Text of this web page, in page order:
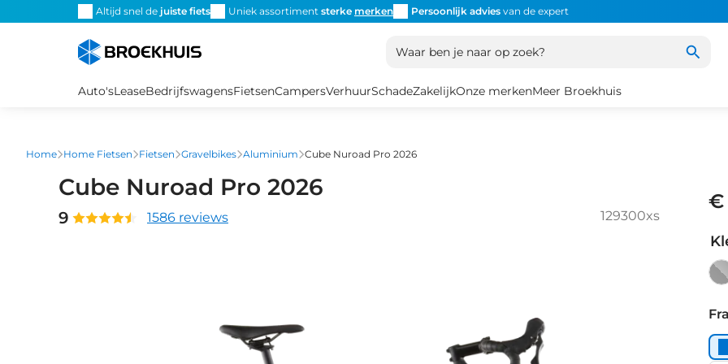
Altijd snel de juiste fiets Uniek assortiment sterke merken Persoonlijk advies van de expert
Waar ben je naar op zoek?
Auto'sLeaseBedrijfswagensFietsenCampersVerhuurSchadeZakelijkOnze merkenMeer Broekhuis
Home Home Fietsen Fietsen Gravelbikes Aluminium Cube Nuroad Pro 2026
Cube Nuroad Pro 2026
9 1586 reviews 129300xs
€